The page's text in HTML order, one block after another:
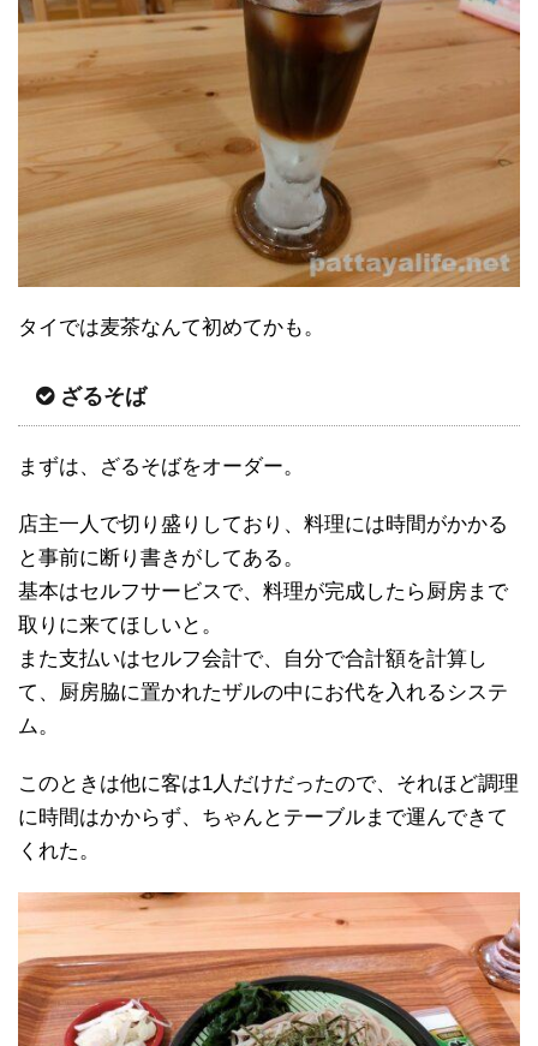
タイでは麦茶なんて初めてかも。
ざるそば
まずは、ざるそばをオーダー。
店主一人で切り盛りしており、料理には時間がかかる
と事前に断り書きがしてある。
基本はセルフサービスで、料理が完成したら厨房まで
取りに来てほしいと。
また支払いはセルフ会計で、自分で合計額を計算し
て、厨房脇に置かれたザルの中にお代を入れるシステ
ム。
このときは他に客は1人だけだったので、それほど調理
に時間はかからず、ちゃんとテーブルまで運んできて
くれた。